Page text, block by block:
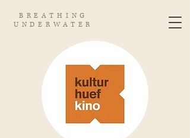
BREATHING
UNDERWATER